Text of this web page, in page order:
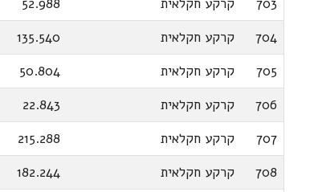
704
קרקע חקלאית
135.540
705
קרקע חקלאית
50.804
706
קרקע חקלאית
22.843
707
קרקע חקלאית
215.288
708
קרקע חקלאית
182.244